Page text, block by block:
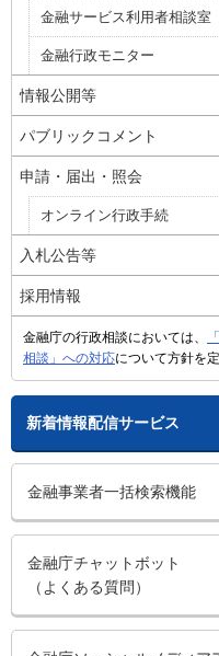
金融サービス利用者相談室
金融行政モニター
情報公開等
パブリックコメント
申請・届出・照会
オンライン行政手続
入札公告等
採用情報
金融庁の行政相談においては、
相談」への対応について方針を
新着情報配信サービス
金融事業者一括検索機能
金融庁チャットボット
（よくある質問）